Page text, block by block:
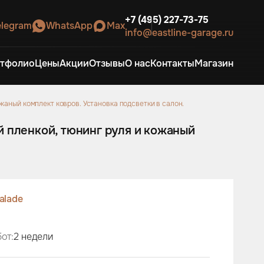
WhatsApp Max+7 (495) 227-73-75
info@eastline-garage.ru
ЦеныАкцииОтзывыО насКонтактыМагазин
комплект ковров. Установка подсветки в салон.
пленкой, тюнинг руля и кожаный
2 недели